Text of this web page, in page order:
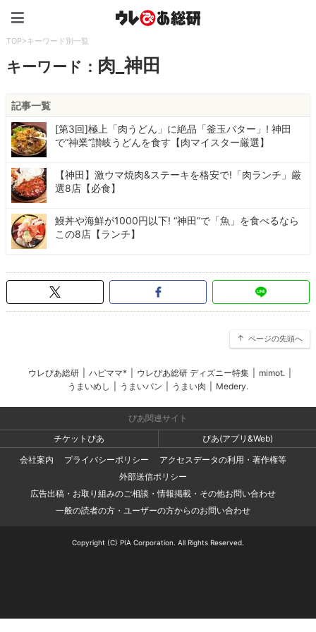
TOP>キーワード別一覧
キーワード： 肉_神田
記事一覧
[第3回]極上「肉うどん」に絶品「釜玉バター」! 神田
で“神業”讃岐うどんを食す【肉マイスター厳選】
【神田】激ウマ焼肉&ステーキを格安で!「肉ランチ」厳
選8店【必食】
鰻丼や海鮮が1000円以下! “神田”で「魚」を食べるなら
この8店【ランチ】
ページの先頭へ
ウレぴあ総研 ハピママ* ウレぴあ総研 ディズニー特集 mimot.
うまいめし
うまいパン うまい肉 Medery.
ぴあ関連サイト
チケットぴあ
ぴあ(アプリ&Web)
会社案内
プライバシーポリシー
アクセスデータの利用・著作権等
外部送信ポリシー
広告出稿・お取り組みのご相談・情報掲載・その他お問い合わせ
一般の読者の方・ユーザーの方からのお問い合わせ
Copyright (C) PIA Corporation. All Rights Reserved.